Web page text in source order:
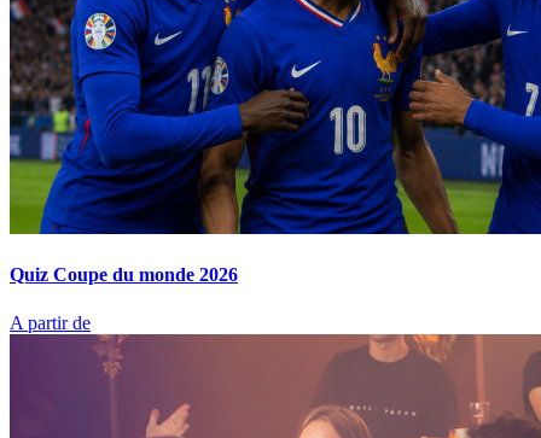
Quiz Coupe du monde 2026
A partir de